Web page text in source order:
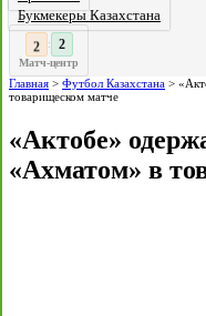
Букмекеры Казахстана
3 : 2
Матч-центр
Главная > Футбол Казахстана >
товарищеском матче
«Актобе»
«Ахматом» в